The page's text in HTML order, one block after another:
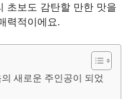
초보도 감탄할 만한 맛을
력적이에요.
새로운 주인공이 되었